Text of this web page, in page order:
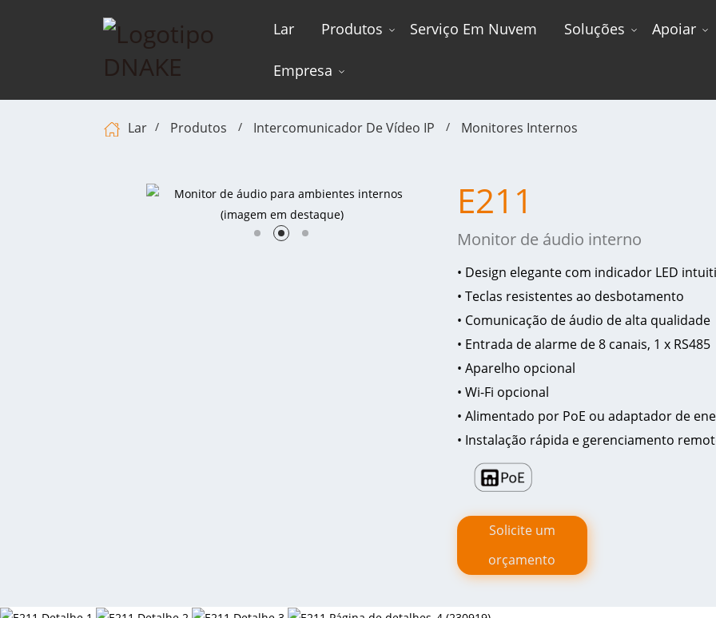
Lar Produtos Serviço Em Nuvem Soluções Apoiar
Empresa
Lar Produtos Intercomunicador De Vídeo IP Monitores Internos
E211
Monitor de áudio interno
• Design elegante com indicador LED
• Teclas resistentes ao desbotamento
• Comunicação de áudio de alta qualidade
• Entrada de alarme de 8 canais, 1 x RS485
• Aparelho opcional
• Wi-Fi opcional
• Alimentado por PoE ou adaptador de
• Instalação rápida e gerenciamento
Solicite um
orçamento